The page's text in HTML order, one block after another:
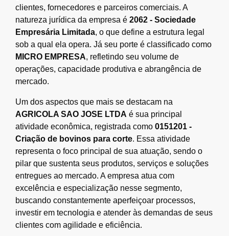
clientes, fornecedores e parceiros comerciais. A
natureza jurídica da empresa é 2062 - Sociedade
Empresária Limitada, o que define a estrutura legal
sob a qual ela opera. Já seu porte é classificado como
MICRO EMPRESA, refletindo seu volume de
operações, capacidade produtiva e abrangência de
mercado.
Um dos aspectos que mais se destacam na
AGRICOLA SAO JOSE LTDA é sua principal
atividade econômica, registrada como 0151201 -
Criação de bovinos para corte. Essa atividade
representa o foco principal de sua atuação, sendo o
pilar que sustenta seus produtos, serviços e soluções
entregues ao mercado. A empresa atua com
excelência e especialização nesse segmento,
buscando constantemente aperfeiçoar processos,
investir em tecnologia e atender às demandas de seus
clientes com agilidade e eficiência.